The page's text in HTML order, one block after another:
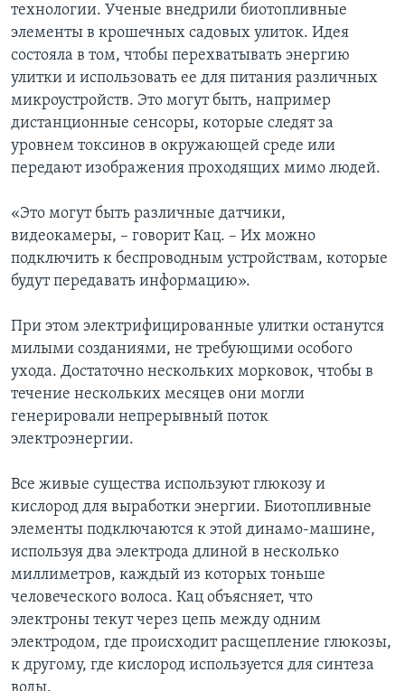
технологии. Ученые внедрили биотопливные
элементы в крошечных садовых улиток. Идея
состояла в том, чтобы перехватывать энергию
улитки и использовать ее для питания различных
микроустройств. Это могут быть, например
дистанционные сенсоры, которые следят за
уровнем токсинов в окружающей среде или
передают изображения проходящих мимо людей.
«Это могут быть различные датчики,
видеокамеры, – говорит Кац. – Их можно
подключить к беспроводным устройствам, которые
будут передавать информацию».
При этом электрифицированные улитки останутся
милыми созданиями, не требующими особого
ухода. Достаточно нескольких морковок, чтобы в
течение нескольких месяцев они могли
генерировали непрерывный поток
электроэнергии.
Все живые существа используют глюкозу и
кислород для выработки энергии. Биотопливные
элементы подключаются к этой динамо-машине,
используя два электрода длиной в несколько
миллиметров, каждый из которых тоньше
человеческого волоса. Кац объясняет, что
электроны текут через цепь между одним
электродом, где происходит расщепление глюкозы,
к другому, где кислород используется для синтеза